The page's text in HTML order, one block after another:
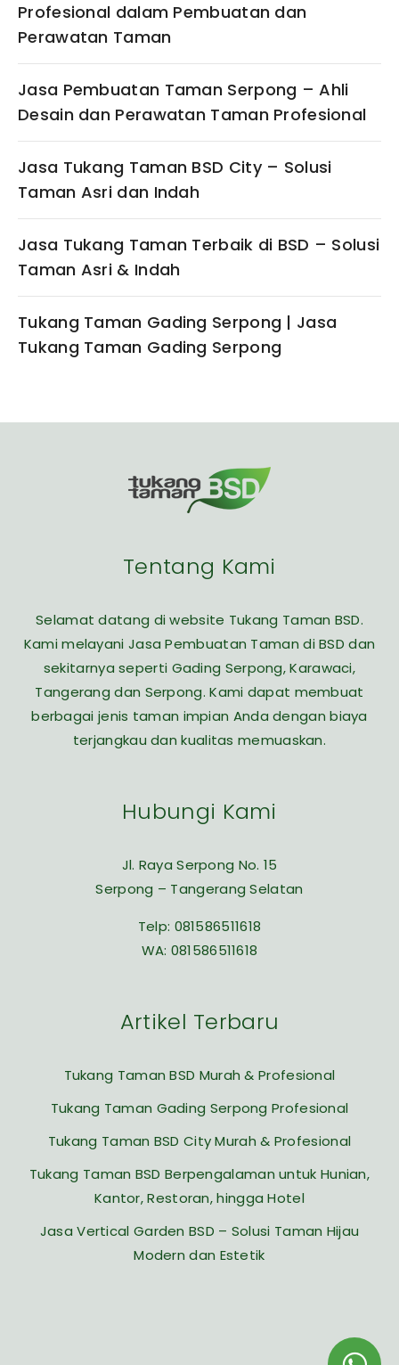
Profesional dalam Pembuatan dan
Perawatan Taman
Jasa Pembuatan Taman Serpong – Ahli
Desain dan Perawatan Taman Profesional
Jasa Tukang Taman BSD City – Solusi
Taman Asri dan Indah
Jasa Tukang Taman Terbaik di BSD – Solusi
Taman Asri & Indah
Tukang Taman Gading Serpong | Jasa
Tukang Taman Gading Serpong
Tentang Kami
Selamat datang di website Tukang Taman BSD.
Kami melayani Jasa Pembuatan Taman di BSD dan
sekitarnya seperti Gading Serpong, Karawaci,
Tangerang dan Serpong. Kami dapat membuat
berbagai jenis taman impian Anda dengan biaya
terjangkau dan kualitas memuaskan.
Hubungi Kami
Jl. Raya Serpong No. 15
Serpong – Tangerang Selatan
Telp: 081586511618
WA: 081586511618
Artikel Terbaru
Tukang Taman BSD Murah & Profesional
Tukang Taman Gading Serpong Profesional
Tukang Taman BSD City Murah & Profesional
Tukang Taman BSD Berpengalaman untuk Hunian,
Kantor, Restoran, hingga Hotel
Jasa Vertical Garden BSD – Solusi Taman Hijau
Modern dan Estetik